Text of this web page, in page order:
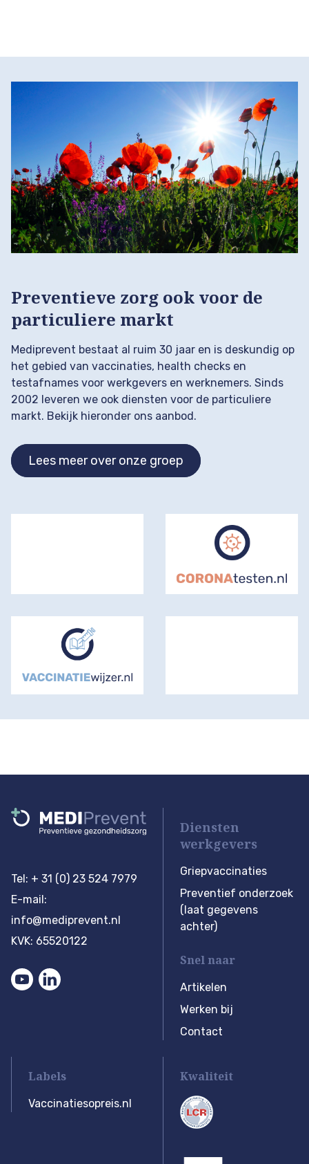
Preventieve zorg ook voor de
particuliere markt
Mediprevent bestaat al ruim 30 jaar en is deskundig op
het gebied van vaccinaties, health checks en
testafnames voor werkgevers en werknemers. Sinds
2002 leveren we ook diensten voor de particuliere
markt. Bekijk hieronder ons aanbod.
Lees meer over onze groep
Tel: + 31 (0) 23 524 7979
E-mail:
info@mediprevent.nl
KVK: 65520122
Diensten
werkgevers
Griepvaccinaties
Preventief onderzoek
(laat gegevens
achter)
Snel naar
Artikelen
Werken bij
Contact
Labels
Vaccinatiesopreis.nl
Kwaliteit